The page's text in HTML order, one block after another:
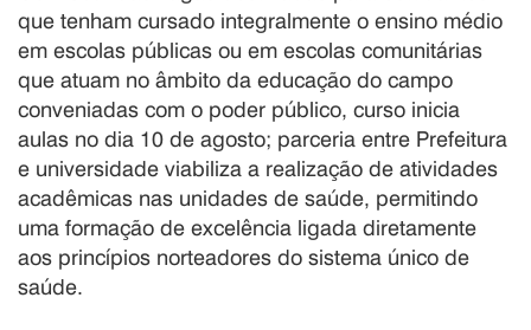
que tenham cursado integralmente o ensino médio
em escolas públicas ou em escolas comunitárias
que atuam no âmbito da educação do campo
conveniadas com o poder público, curso inicia
aulas no dia 10 de agosto; parceria entre Prefeitura
e universidade viabiliza a realização de atividades
acadêmicas nas unidades de saúde, permitindo
uma formação de excelência ligada diretamente
aos princípios norteadores do sistema único de
saúde.